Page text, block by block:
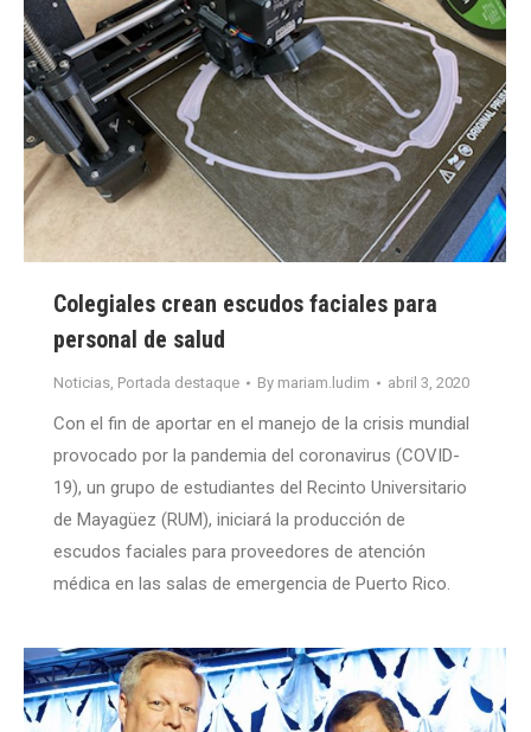
Colegiales crean escudos faciales para
personal de salud
Noticias, Portada destaque By mariam.ludim abril 3, 2020
Con el fin de aportar en el manejo de la crisis mundial
provocado por la pandemia del coronavirus (COVID-
19), un grupo de estudiantes del Recinto Universitario
de Mayagüez (RUM), iniciará la producción de
escudos faciales para proveedores de atención
médica en las salas de emergencia de Puerto Rico.